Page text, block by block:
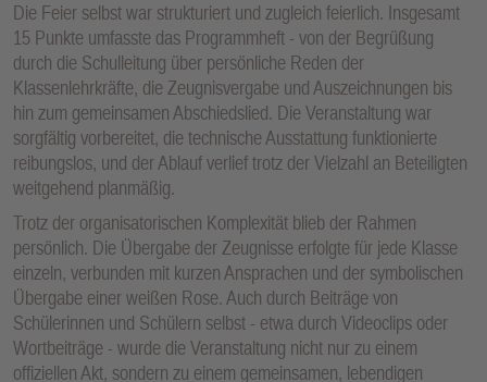
Die Feier selbst war strukturiert und zugleich feierlich. Insgesamt
15 Punkte umfasste das Programmheft - von der Begrüßung
durch die Schulleitung über persönliche Reden der
Klassenlehrkräfte, die Zeugnisvergabe und Auszeichnungen bis
hin zum gemeinsamen Abschiedslied. Die Veranstaltung war
sorgfältig vorbereitet, die technische Ausstattung funktionierte
reibungslos, und der Ablauf verlief trotz der Vielzahl an Beteiligten
weitgehend planmäßig.
Trotz der organisatorischen Komplexität blieb der Rahmen
persönlich. Die Übergabe der Zeugnisse erfolgte für jede Klasse
einzeln, verbunden mit kurzen Ansprachen und der symbolischen
Übergabe einer weißen Rose. Auch durch Beiträge von
Schülerinnen und Schülern selbst - etwa durch Videoclips oder
Wortbeiträge - wurde die Veranstaltung nicht nur zu einem
offiziellen Akt, sondern zu einem gemeinsamen, lebendigen